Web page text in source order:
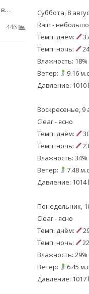
в…
446
Суббота, 8
Rain -
Темп. днём:
Темп. ночь:
Влажность: 18%
Ветер:
9.16
Давление: 1010
Воскресенье, 9
Clear - ясно
Темп. днём:
Темп. ночь:
Влажность: 34%
Ветер:
7.48
Давление: 1014
Понедельник,
Clear - ясно
Темп. днём:
Темп. ночь:
Влажность: 29%
Ветер:
6.45
Давление: 1017